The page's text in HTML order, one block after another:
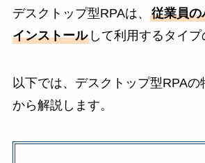
デスクトップ型RPAは、 従業員の
インストールして利用するタイプ
以下では、デスクトップ型RPAの
から解説します。